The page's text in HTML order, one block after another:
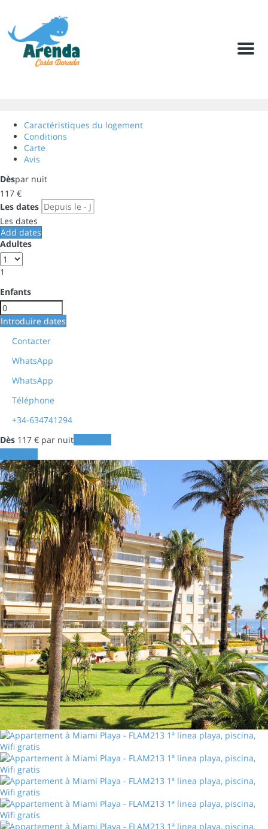
Menu
Caractéristiques du logement
Conditions
Carte
Avis
Dèspar nuit
117 €
Les dates
Les dates
Add dates
Adultes
1
Enfants
Introduire dates
Contacter
WhatsApp
WhatsApp
Téléphone
+34-634741294
Dès 117 € par nuit